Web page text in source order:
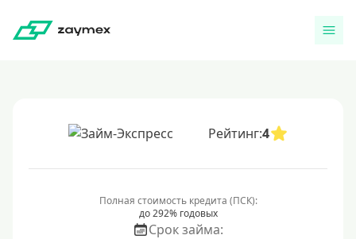
Рейтинг:4
Полная стоимость кредита (ПСК):
до 292% годовых
Срок займа: